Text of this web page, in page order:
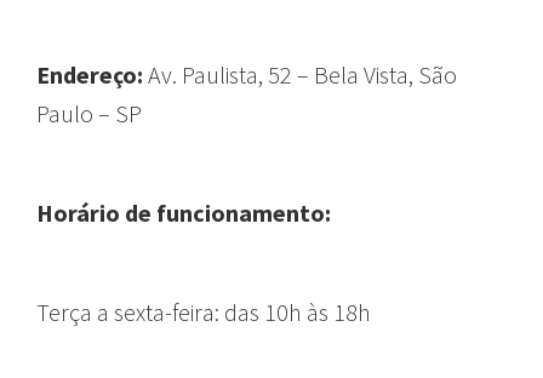
Endereço: Av. Paulista, 52 – Bela Vista, São
Paulo – SP
Horário de funcionamento:
Terça a sexta-feira: das 10h às 18h